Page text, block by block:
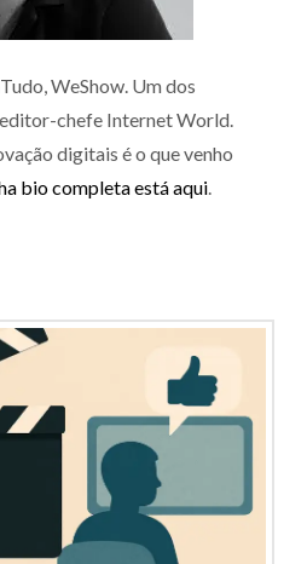
WeShow. Um dos
chefe Internet World.
digitais é o que venho
bio completa está aqui.